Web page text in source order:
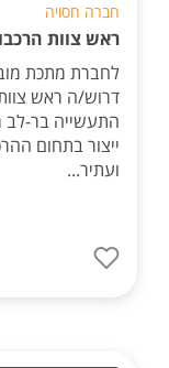
חברה חסויה
ראש צוות
לחברת מתכת
דרוש/ה ראש
התעשייה בר-לב
ייצור בתחום
ועתיר...